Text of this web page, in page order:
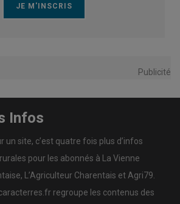
Publicité
Infos
un site, c’est quatre fois plus d’infos
pour les abonnés à La Vienne
L’Agriculteur Charentais et Agri79.
regroupe les contenus des